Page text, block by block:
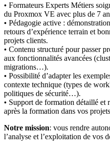
• Formateurs Experts Métiers
du Proxmox VE avec plus de 7
• Pédagogie active :
retours d’expérience terrain et
projets clients.
• Contenu structuré pour passer
aux fonctionnalités avancées
migrations…).
• Possibilité d’adapter les
contexte technique (types de
politiques de sécurité…).
• Support de formation détaillé et
après la formation dans vos
Notre mission: vous rendre
l’analyse et l’exploitation de vos